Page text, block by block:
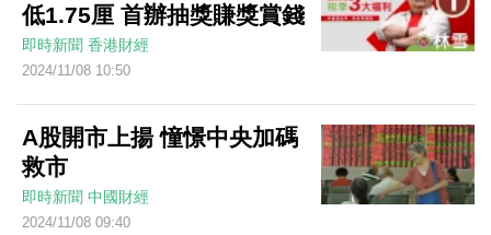
低1.75厘 首辦抽獎賺獎賞錢
即時新聞 香港財經
2024/11/08 10:50
A股開市上揚 憧憬中央加碼
救市
即時新聞 中國財經
2024/11/08 09:40